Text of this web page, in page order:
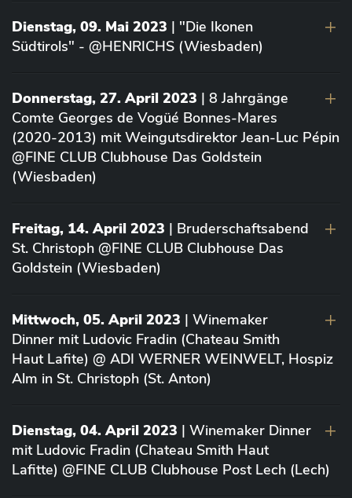
Dienstag, 09. Mai 2023 | "Die Ikonen
Südtirols" - @HENRICHS (Wiesbaden)
Donnerstag, 27. April 2023 | 8 Jahrgänge
Comte Georges de Vogüé Bonnes-Mares
(2020-2013) mit Weingutsdirektor Jean-Luc Pépin
@FINE CLUB Clubhouse Das Goldstein
(Wiesbaden)
Freitag, 14. April 2023 | Bruderschaftsabend
St. Christoph @FINE CLUB Clubhouse Das
Goldstein (Wiesbaden)
Mittwoch, 05. April 2023 | Winemaker
Dinner mit Ludovic Fradin (Chateau Smith
Haut Lafite) @ ADI WERNER WEINWELT, Hospiz
Alm in St. Christoph (St. Anton)
Dienstag, 04. April 2023 | Winemaker Dinner
mit Ludovic Fradin (Chateau Smith Haut
Lafitte) @FINE CLUB Clubhouse Post Lech (Lech)